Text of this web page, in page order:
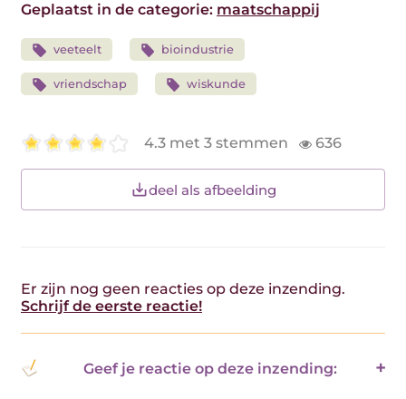
Geplaatst in de categorie: maatschappij
veeteelt bioindustrie
vriendschap wiskunde
4.3 met 3 stemmen 636
deel als afbeelding
Er zijn nog geen reacties op deze inzending.
Schrijf de eerste reactie!
Geef je reactie op deze inzending: